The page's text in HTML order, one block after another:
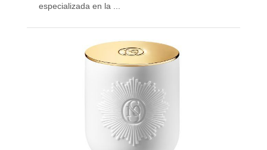
especializada en la ...